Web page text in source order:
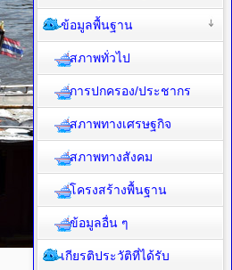
ข้อมูลพื้นฐาน
สภาพทั่วไป
การปกครอง/ประชากร
สภาพทางเศรษฐกิจ
สภาพทางสังคม
โครงสร้างพื้นฐาน
ข้อมูลอื่น ๆ
เกียรติประวัติที่ได้รับ